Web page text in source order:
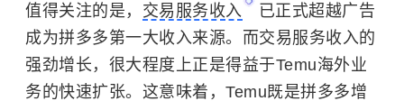
值得关注的是， 交易服务收入
已正式超越广告
成为拼多多第一大收入来源。而交易服务收入的
强劲增长，很大程度上正是得益于Temu海外业
务的快速扩张。这意味着，Temu既是拼多多增